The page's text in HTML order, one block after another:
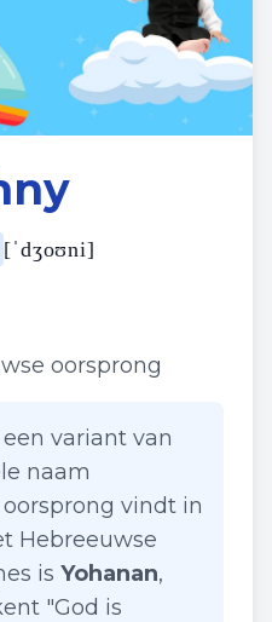
[ˈdʒoʊni]
oorsprong
een variant van
naam
vindt in
Hebreeuwse
is Yohanan,
"God is